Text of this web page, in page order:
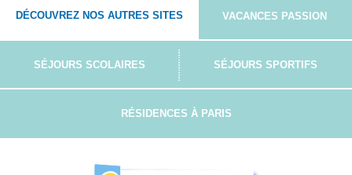
DÉCOUVREZ NOS AUTRES SITES VACANCES PASSION
SÉJOURS SCOLAIRES SÉJOURS SPORTIFS
RÉSIDENCES À PARIS